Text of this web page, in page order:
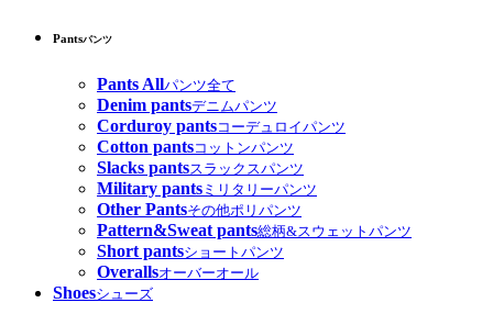
Pantsパンツ
Pants Allパンツ全て
Denim pantsデニムパンツ
Corduroy pantsコーデュロイパンツ
Cotton pantsコットンパンツ
Slacks pantsスラックスパンツ
Military pants ミリタリーパンツ
Other Pantsその他ポリパンツ
Pattern&Sweat pants総柄&スウェットパンツ
Short pantsショートパンツ
Overallsオーバーオール
Shoesシューズ